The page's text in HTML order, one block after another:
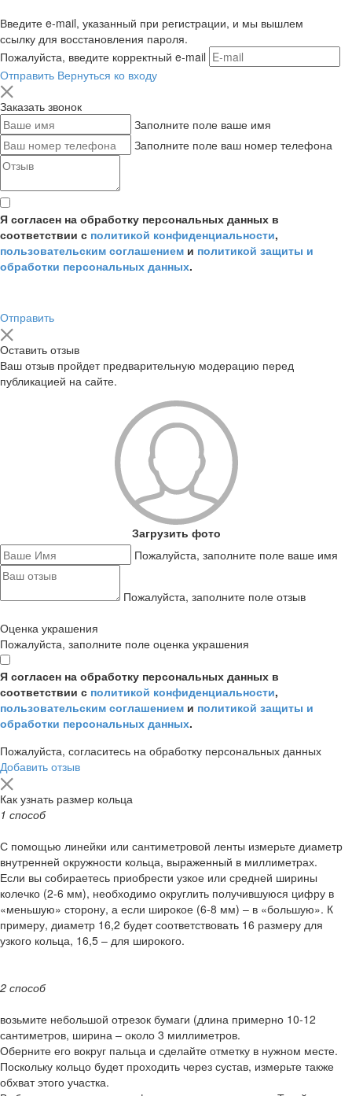
Введите e-mail, указанный при регистрации, и мы вышлем
ссылку для восстановления пароля.
Пожалуйста, введите корректный e-mail
Отправить Вернуться ко входу
Заказать звонок
Заполните поле ваше имя
Заполните поле ваш номер телефона
Я согласен на обработку персональных данных в
соответствии с политикой конфиденциальности,
пользовательским соглашением и политикой защиты и
обработки персональных данных.
Отправить
Оставить отзыв
Ваш отзыв пройдет предварительную модерацию перед
публикацией на сайте.
Загрузить фото
Пожалуйста, заполните поле ваше имя
Пожалуйста, заполните поле отзыв
Оценка украшения
Пожалуйста, заполните поле оценка украшения
Я согласен на обработку персональных данных в
соответствии с политикой конфиденциальности,
пользовательским соглашением и политикой защиты и
обработки персональных данных.
Пожалуйста, согласитесь на обработку персональных данных
Добавить отзыв
Как узнать размер кольца
1 способ
С помощью линейки или сантиметровой ленты измерьте диаметр
внутренней окружности кольца, выраженный в миллиметрах.
Если вы собираетесь приобрести узкое или средней ширины
колечко (2-6 мм), необходимо округлить получившуюся цифру в
«меньшую» сторону, а если широкое (6-8 мм) – в «большую». К
примеру, диаметр 16,2 будет соответствовать 16 размеру для
узкого кольца, 16,5 – для широкого.
2 способ
возьмите небольшой отрезок бумаги (длина примерно 10-12
сантиметров, ширина – около 3 миллиметров.
Оберните его вокруг пальца и сделайте отметку в нужном месте.
Поскольку кольцо будет проходить через сустав, измерьте также
обхват этого участка.